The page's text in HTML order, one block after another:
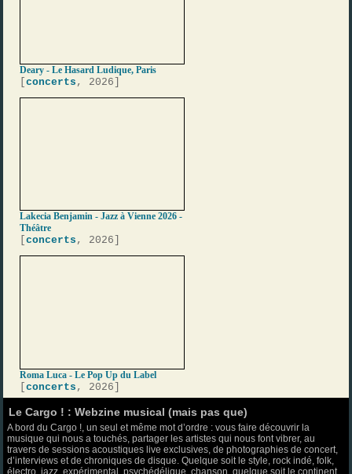
Deary - Le Hasard Ludique, Paris
[concerts , 2026]
Lakecia Benjamin - Jazz à Vienne 2026 -
Théâtre
[concerts , 2026]
Roma Luca - Le Pop Up du Label
[concerts , 2026]
Le Cargo ! : Webzine musical (mais pas que)
A bord du Cargo !, un seul et même mot d’ordre : vous faire découvrir la
musique qui nous a touchés, partager les artistes qui nous font vibrer, au
travers de sessions acoustiques live exclusives, de photographies de concert,
d’interviews et de chroniques de disque. Quelque soit le style, rock indé, folk,
électro, jazz, expérimental, psychédélique, chanson, quelque soit le continent